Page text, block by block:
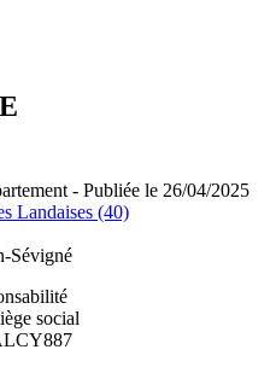
- Publiée le 26/04/2025
Landaises (40)
Sévigné
social